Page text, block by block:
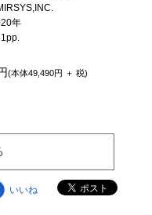
年
(本体49,490円 ＋ 税)
いいね